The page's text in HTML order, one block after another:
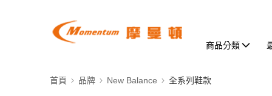
商品分類
首頁 品牌 New Balance 全系列鞋款